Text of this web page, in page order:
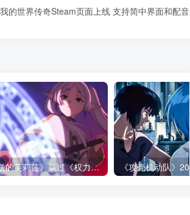
我的世界传奇Steam页面上线 支持简中界面和配音
《葬送的芙莉莲》赢过《权力的游戏》的地方，不是魔法更多！而是从不糊弄代价！